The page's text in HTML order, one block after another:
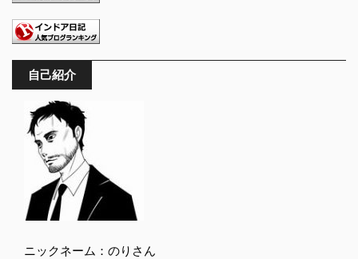
自己紹介
ニックネーム：のりさん